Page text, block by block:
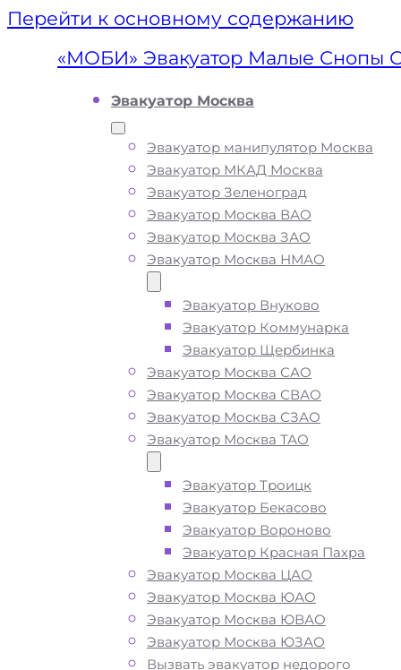
Перейти к основному содержанию
«МОБИ» Эвакуатор Малые Снопы
Эвакуатор Москва
Эвакуатор манипулятор Москва
Эвакуатор МКАД Москва
Эвакуатор Зеленоград
Эвакуатор Москва ВАО
Эвакуатор Москва ЗАО
Эвакуатор Москва НМАО
Эвакуатор Внуково
Эвакуатор Коммунарка
Эвакуатор Щербинка
Эвакуатор Москва САО
Эвакуатор Москва СВАО
Эвакуатор Москва СЗАО
Эвакуатор Москва ТАО
Эвакуатор Троицк
Эвакуатор Бекасово
Эвакуатор Вороново
Эвакуатор Красная Пахра
Эвакуатор Москва ЦАО
Эвакуатор Москва ЮАО
Эвакуатор Москва ЮВАО
Эвакуатор Москва ЮЗАО
Вызвать эвакуатор недорого
Эвакуатор
Снопы
Солнечногорск
Вызвать эвакуатор в
Малых Снопах недорого
Эвакуатор Малые Снопы
дешево - приедем быстро, при
вызове, подача ближайшего